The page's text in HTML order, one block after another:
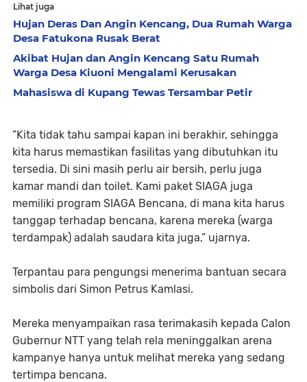
Lihat juga
Hujan Deras Dan Angin Kencang, Dua Rumah Warga
Desa Fatukona Rusak Berat
Akibat Hujan dan Angin Kencang Satu Rumah
Warga Desa Kiuoni Mengalami Kerusakan
Mahasiswa di Kupang Tewas Tersambar Petir
“Kita tidak tahu sampai kapan ini berakhir, sehingga
kita harus memastikan fasilitas yang dibutuhkan itu
tersedia. Di sini masih perlu air bersih, perlu juga
kamar mandi dan toilet. Kami paket SIAGA juga
memiliki program SIAGA Bencana, di mana kita harus
tanggap terhadap bencana, karena mereka (warga
terdampak) adalah saudara kita juga,” ujarnya.
Terpantau para pengungsi menerima bantuan secara
simbolis dari Simon Petrus Kamlasi.
Mereka menyampaikan rasa terimakasih kepada Calon
Gubernur NTT yang telah rela meninggalkan arena
kampanye hanya untuk melihat mereka yang sedang
tertimpa bencana.